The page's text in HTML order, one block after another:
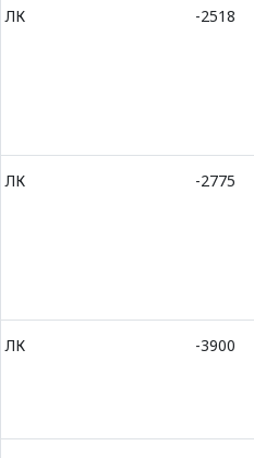
ЛК -2518
ЛК -2775
ЛК -3900